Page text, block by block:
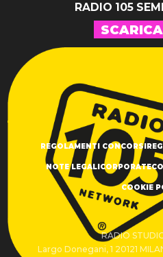
RADIO 105
REGOLAMENTI CONCORSI
NOTE LEGALICORPORATE
COOKIE
RADIO
Largo Donegani, 1 20121